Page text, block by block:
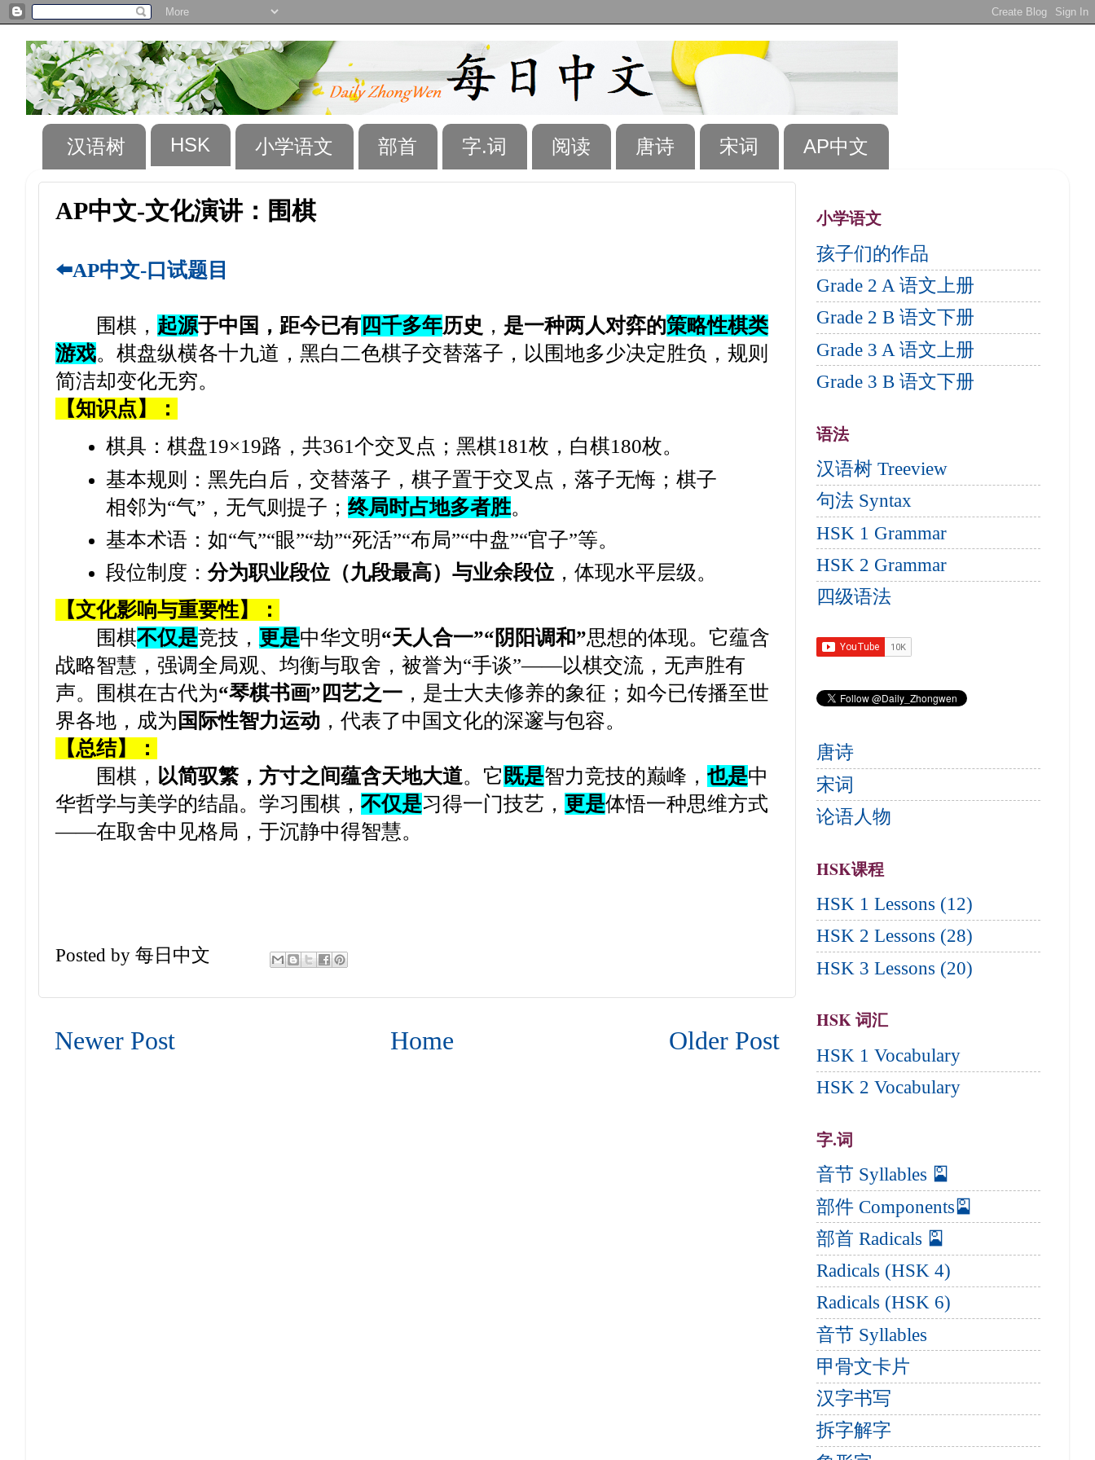
汉语树 HSK 小学语文 部首 字.词 阅读 唐诗 宋词 AP中文
AP中文-文化演讲：围棋
⬅️AP中文-口试题目
围棋， 起源于中国，距今已有四千多年历史 ， 是一种两人对弈的策略性棋类
游戏。棋盘纵横各十九道，黑白二色棋子交替落子，以围地多少决定胜负，规则
简洁却变化无穷。
【知识点】：
棋具：棋盘19×19路，共361个交叉点；黑棋181枚，白棋180枚。
基本规则：黑先白后，交替落子，棋子置于交叉点，落子无悔；棋子
相邻为“气”，无气则提子； 终局时占地多者胜。
基本术语：如“气”“眼”“劫”“死活”“布局”“中盘”“官子”等。
段位制度： 分为职业段位（九段最高）与业余段位 ，体现水平层级。
【文化影响与重要性】：
围棋不仅是竞技， 更是中华文明“天人合一”“阴阳调和”思想的体现。它蕴含
战略智慧，强调全局观、均衡与取舍，被誉为“手谈”——以棋交流，无声胜有
声。围棋在古代为“琴棋书画”四艺之一 ，是士大夫修养的象征；如今已传播至世
界各地，成为 国际性智力运动 ，代表了中国文化的深邃与包容。
【总结】：
围棋， 以简驭繁，方寸之间蕴含天地大道。它 既是智力竞技的巅峰， 也是中
华哲学与美学的结晶。学习围棋， 不仅是习得一门技艺， 更是体悟一种思维方式
——在取舍中见格局，于沉静中得智慧。
Posted by 每日中文
Newer Post Older Post
Home
小学语文
孩子们的作品
Grade 2 A 语文上册
Grade 2 B 语文下册
Grade 3 A 语文上册
Grade 3 B 语文下册
语法
汉语树 Treeview
句法 Syntax
HSK 1 Grammar
HSK 2 Grammar
四级语法
唐诗
宋词
论语人物
HSK课程
HSK 1 Lessons (12)
HSK 2 Lessons (28)
HSK 3 Lessons (20)
HSK 词汇
HSK 1 Vocabulary
HSK 2 Vocabulary
字.词
音节 Syllables 🎴
部件 Components🎴
部首 Radicals 🎴
Radicals (HSK 4)
Radicals (HSK 6)
音节 Syllables
甲骨文卡片
汉字书写
拆字解字